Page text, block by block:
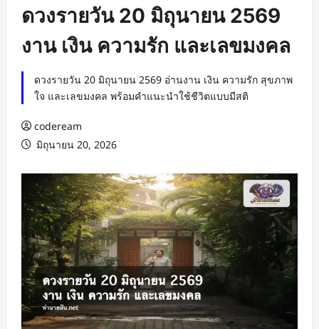
ดวงรายวัน 20 มิถุนายน 2569
งาน เงิน ความรัก และเลขมงคล
ดวงรายวัน 20 มิถุนายน 2569 อ่านงาน เงิน ความรัก สุขภาพ
ใจ และเลขมงคล พร้อมคำแนะนำใช้ชีวิตแบบมีสติ
codeream
มิถุนายน 20, 2026